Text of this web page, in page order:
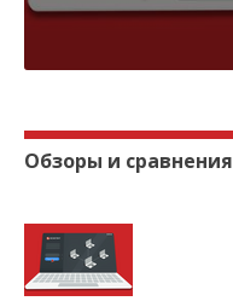
Обзоры и сравнения